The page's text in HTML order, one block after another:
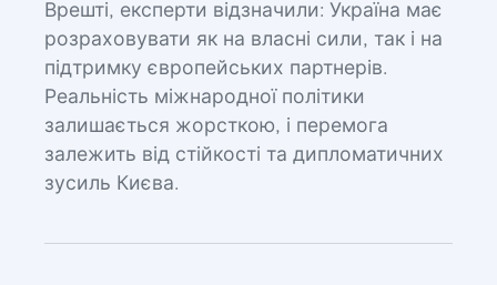
Врешті, експерти відзначили: Україна має
розраховувати як на власні сили, так і на
підтримку європейських партнерів.
Реальність міжнародної політики
залишається жорсткою, і перемога
залежить від стійкості та дипломатичних
зусиль Києва.